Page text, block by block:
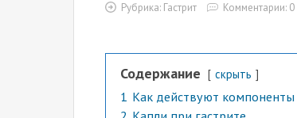
Рубрика: Гастрит Комментарии: 0
Содержание скрыть
1 Как действуют